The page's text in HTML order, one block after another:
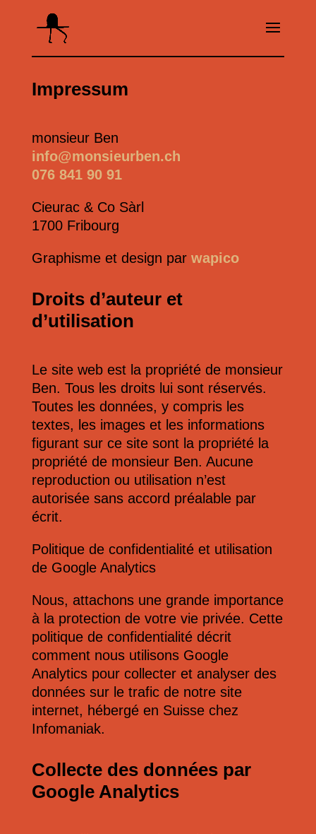
Impressum
monsieur Ben
info@monsieurben.ch
076 841 90 91
Cieurac & Co Sàrl
1700 Fribourg
Graphisme et design par wapico
Droits d’auteur et
d’utilisation
Le site web est la propriété de monsieur
Ben. Tous les droits lui sont réservés.
Toutes les données, y compris les
textes, les images et les informations
figurant sur ce site sont la propriété la
propriété de monsieur Ben. Aucune
reproduction ou utilisation n’est
autorisée sans accord préalable par
écrit.
Politique de confidentialité et utilisation
de Google Analytics
Nous, attachons une grande importance
à la protection de votre vie privée. Cette
politique de confidentialité décrit
comment nous utilisons Google
Analytics pour collecter et analyser des
données sur le trafic de notre site
internet, hébergé en Suisse chez
Infomaniak.
Collecte des données par
Google Analytics